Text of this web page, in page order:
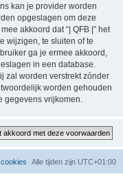
kan je provider worden
opgeslagen om deze
akkoord dat “| QFB |” het
wijzigen, te sluiten of te
ga je ermee akkoord,
in een database.
zal worden verstrekt zónder
worden gehouden
vrijkomen.
Alle tijden zijn UTC+01:00